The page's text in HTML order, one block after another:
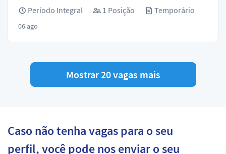
Período Integral
1 Posição Temporário
06 ago
Mostrar 20 vagas mais
Caso não tenha vagas para o seu
perfil, você pode nos enviar o seu